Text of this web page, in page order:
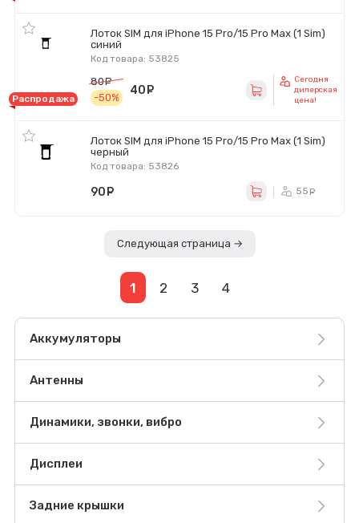
Лоток SIM для iPhone 15 Pro/15 Pro Max (1 Sim)
синий
Код товара: 53825
Распродажа
80
руб.
-50%
40
Сегодня
дилерская
цена!
Лоток SIM для iPhone 15 Pro/15 Pro Max (1 Sim)
черный
Код товара: 53826
90 55
Следующая страница →
1 2 3 4
Аккумуляторы
Антенны
Динамики, звонки, вибро
Дисплеи
Задние крышки